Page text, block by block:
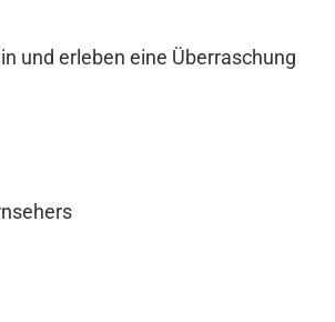
und erleben eine Überraschung